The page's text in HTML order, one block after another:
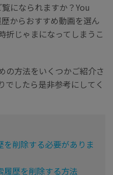
になられますか？You
からおすすめ動画を選ん
折じゃまになってしまうこ
の方法をいくつかご紹介さ
でしたら是非参考にしてく
削除する必要がありま
歴を削除する方法